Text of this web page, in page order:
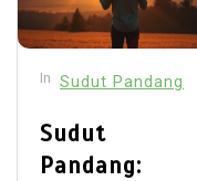
In Sudut Pandang
Sudut
Pandang: